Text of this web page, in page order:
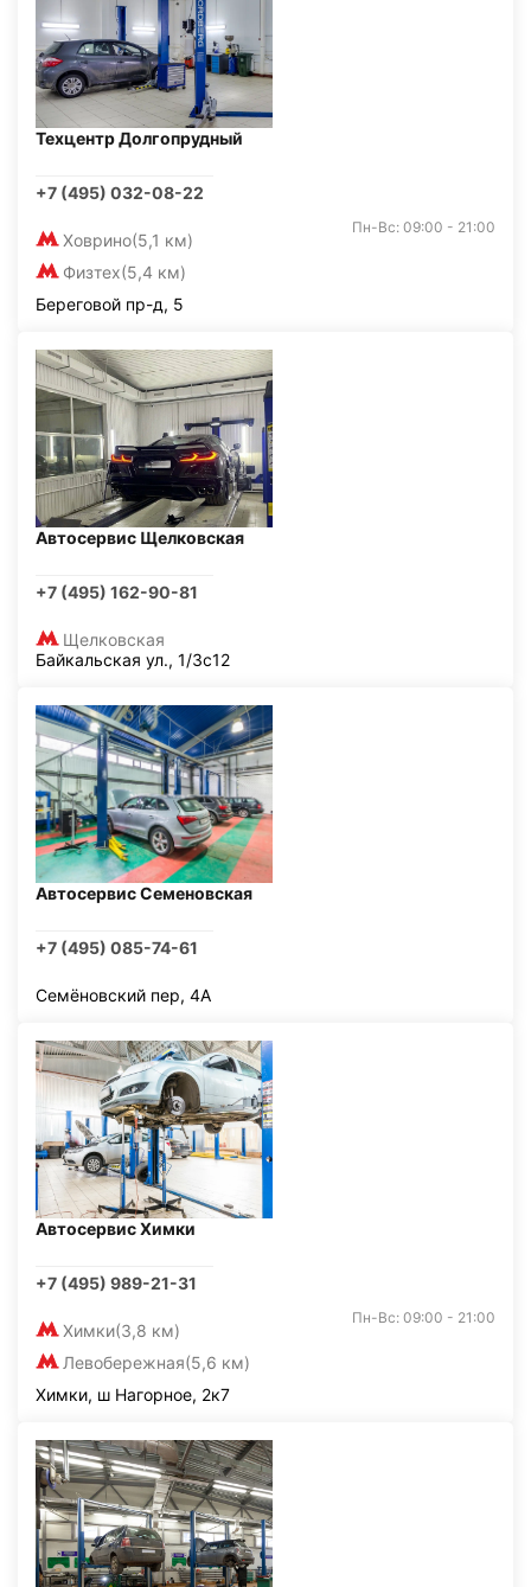
Техцентр Долгопрудный
+7 (495) 032-08-22
Ховрино(5,1 км)
Физтех(5,4 км)
Пн-Вс: 09:00 - 21:00
Береговой пр-д, 5
Автосервис Щелковская
+7 (495) 162-90-81
Щелковская
Байкальская ул., 1/3с12
Автосервис Семеновская
+7 (495) 085-74-61
Семёновский пер, 4А
Автосервис Химки
+7 (495) 989-21-31
Химки(3,8 км)
Левобережная(5,6 км)
Пн-Вс: 09:00 - 21:00
Химки, ш Нагорное, 2к7